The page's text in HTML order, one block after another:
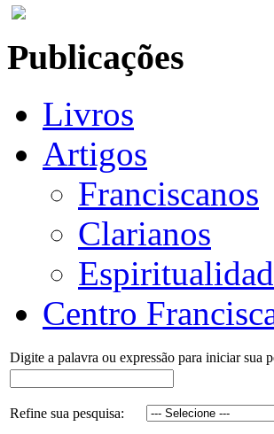
Publicações
Livros
Artigos
Franciscanos
Clarianos
Centro
Digite a palavra ou expressão para iniciar sua
Refine sua pesquisa: